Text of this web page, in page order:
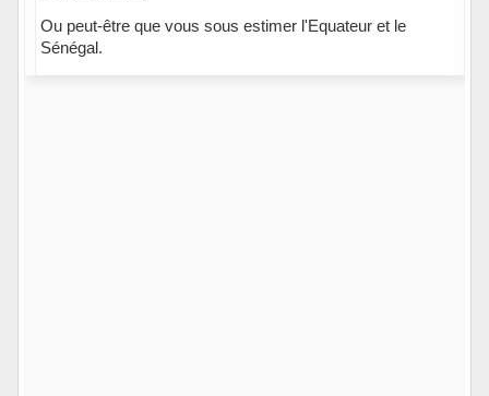
Ou peut-être que vous sous estimer l'Equateur et le
Sénégal.